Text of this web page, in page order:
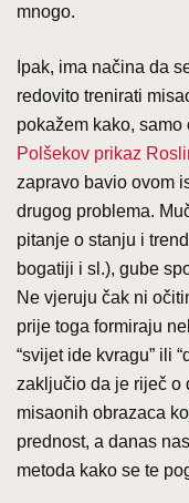
mnogo.
Ipak, ima načina da
redovito trenirati
pokažem kako,
Polšekov prikaz
zapravo bavio ovom
drugog problema.
pitanje o stanju i
bogatiji i sl.), gube
Ne vjeruju čak ni
prije toga formiraju
“svijet ide kvragu” ili
zaključio da je riječ o
misaonih obrazaca
prednost, a danas
metoda kako se te